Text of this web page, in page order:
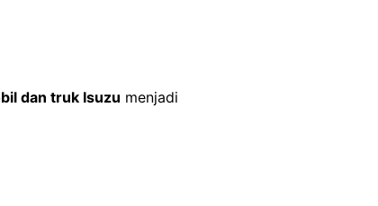
dan truk Isuzu menjadi